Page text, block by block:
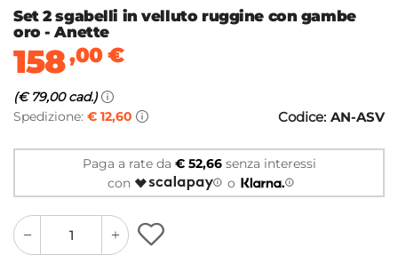
Set 2 sgabelli in velluto ruggine con gambe
oro - Anette
158,00€
(€ 79,00 cad.)
Spedizione: € 12,60 Codice: AN-ASV
Paga a rate da € 52,66senza interessi
con
o
quantity
button
quantity
minus
button